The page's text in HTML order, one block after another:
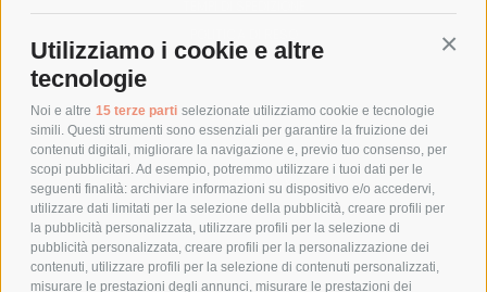
Utilizziamo i cookie e altre
tecnologie
Noi e altre 15 terze parti selezionate utilizziamo cookie e tecnologie
simili. Questi strumenti sono essenziali per garantire la fruizione dei
contenuti digitali, migliorare la navigazione e, previo tuo consenso, per
scopi pubblicitari. Ad esempio, potremmo utilizzare i tuoi dati per le
seguenti finalità: archiviare informazioni su dispositivo e/o accedervi,
utilizzare dati limitati per la selezione della pubblicità, creare profili per
la pubblicità personalizzata, utilizzare profili per la selezione di
pubblicità personalizzata, creare profili per la personalizzazione dei
contenuti, utilizzare profili per la selezione di contenuti personalizzati,
misurare le prestazioni degli annunci, misurare le prestazioni dei
POLICY
PRIVACY POLICY
COOKIE POLICY
PAGAMENTI SICURI